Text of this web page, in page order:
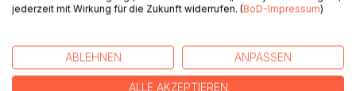
Gedanken sind unsere ständigen Begleiter. Doch was wir
achten ist von großem persönlichen Nutzen. Unsere
Gedanken haben einen wesentlichen Anteil an unseren
zukünftigen Ereignisse und Erfahrungen, da diese von
jederzeit mit Wirkung für die Zukunft widerrufen. (BoD-Impressum)
ABLEHNEN ANPASSEN
ALLE AKZEPTIEREN